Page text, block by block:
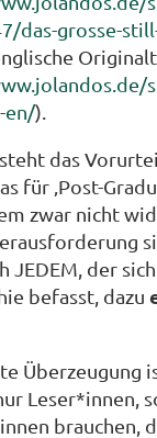
das-grosse-
en/).
das
für ‚Post-
zwar nicht
JEDEM, der
befasst, dazu
Überzeugung
Leser*innen,
brauchen,